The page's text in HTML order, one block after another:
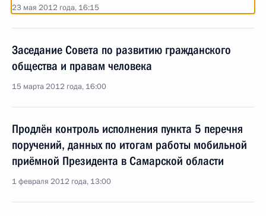
23 мая 2012 года, 16:15
Заседание Совета по развитию гражданского
общества и правам человека
15 марта 2012 года, 16:00
Продлён контроль исполнения пункта 5 перечня
поручений, данных по итогам работы мобильной
приёмной Президента в Самарской области
1 февраля 2012 года, 13:00